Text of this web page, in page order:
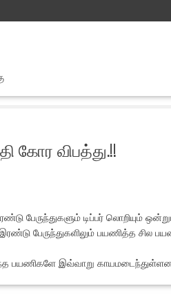
கோர விபத்து.!!
பேருந்துகளும் டிப்பர் லொறியும்
பேருந்துகளிலும் பயணித்த
பயணிகளே இவ்வாறு